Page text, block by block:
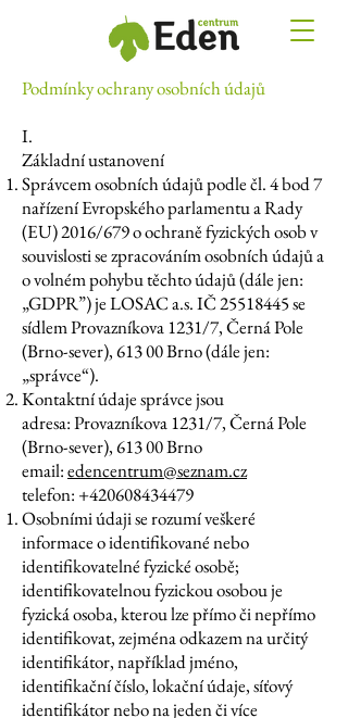
Podmínky ochrany osobních údajů
I.
Základní ustanovení
Správcem osobních údajů podle čl. 4 bod 7
nařízení Evropského parlamentu a Rady
(EU) 2016/679 o ochraně fyzických osob v
souvislosti se zpracováním osobních údajů a
o volném pohybu těchto údajů (dále jen:
„GDPR”) je LOSAC a.s. IČ25518445se
sídlem Provazníkova 1231/7, Černá Pole
(Brno-sever), 613 00 Brno (dále jen:
„správce“).
Kontaktní údaje správce jsou
adresa: Provazníkova 1231/7, Černá Pole
(Brno-sever), 613 00 Brno
email:edencentrum@seznam.cz
telefon: +420608434479
Osobními údaji se rozumí veškeré
informace o identifikované nebo
identifikovatelné fyzické osobě;
identifikovatelnou fyzickou osobou je
fyzická osoba, kterou lze přímo či nepřímo
identifikovat, zejména odkazem na určitý
identifikátor, například jméno,
identifikační číslo, lokační údaje, síťový
identifikátor nebo na jeden či více